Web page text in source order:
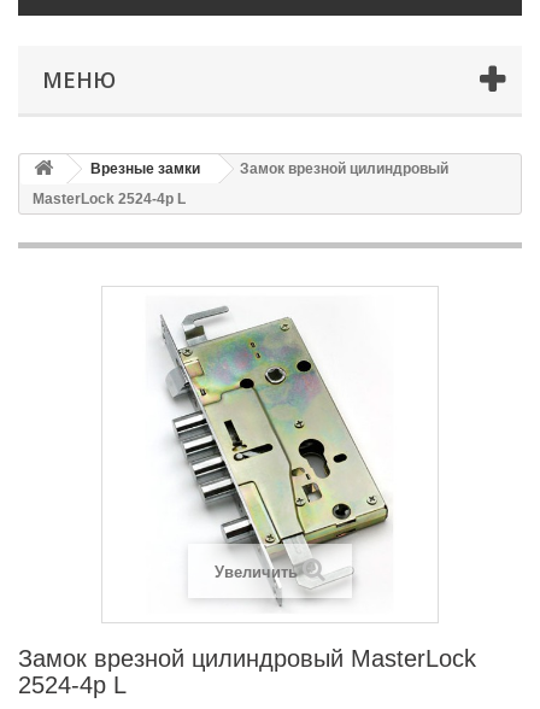
МЕНЮ
Врезные замки
Замок врезной цилиндровый
MasterLock 2524-4р L
Увеличить
Замок врезной цилиндровый MasterLock
2524-4р L